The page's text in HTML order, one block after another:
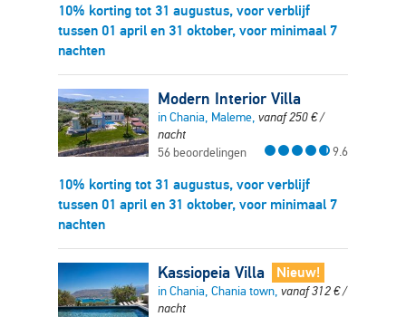
10% korting tot 31 augustus, voor verblijf
tussen 01 april en 31 oktober, voor minimaal 7
nachten
Modern Interior Villa
in Chania, Maleme, vanaf250€/
nacht
56 beoordelingen
9.6
10% korting tot 31 augustus, voor verblijf
tussen 01 april en 31 oktober, voor minimaal 7
nachten
Kassiopeia Villa Nieuw!
in Chania, Chania town, vanaf312€/
nacht